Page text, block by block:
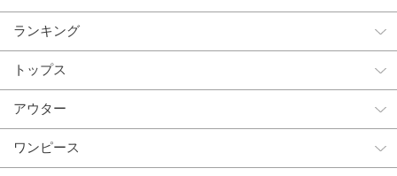
ランキング
トップス
アウター
ワンピース